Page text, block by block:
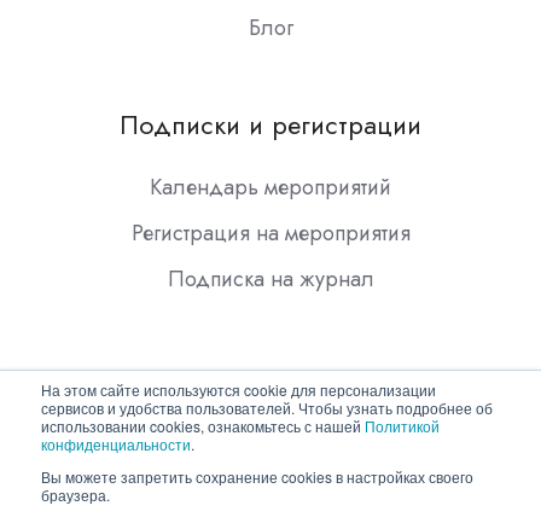
На этом сайте используются cookie для персонализации
сервисов и удобства пользователей. Чтобы узнать подробнее об
использовании cookies, ознакомьтесь с нашей Политикой
конфиденциальности.
Вы можете запретить сохранение cookies в настройках своего
браузера.
Блог
Подписки и регистрации
Календарь мероприятий
Регистрация на мероприятия
Подписка на журнал
Copyright © 2026 ООО "Гротек"